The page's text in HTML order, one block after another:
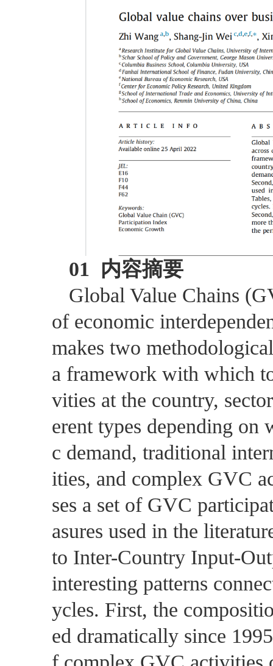
01 内容摘要
Global Value Chains
of economic
makes two
a framework with which
vities at the country,
erent types depending on
c demand, traditional
ities, and complex GVC
ses a set of GVC
asures used in the
to Inter-Country Input-
interesting patterns
ycles. First, the
ed dramatically since